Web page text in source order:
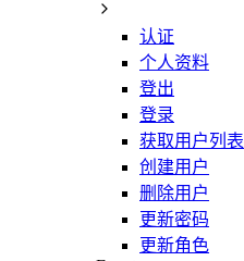
认证
个人资料
登出
登录
获取用户列表
创建用户
删除用户
更新密码
更新角色